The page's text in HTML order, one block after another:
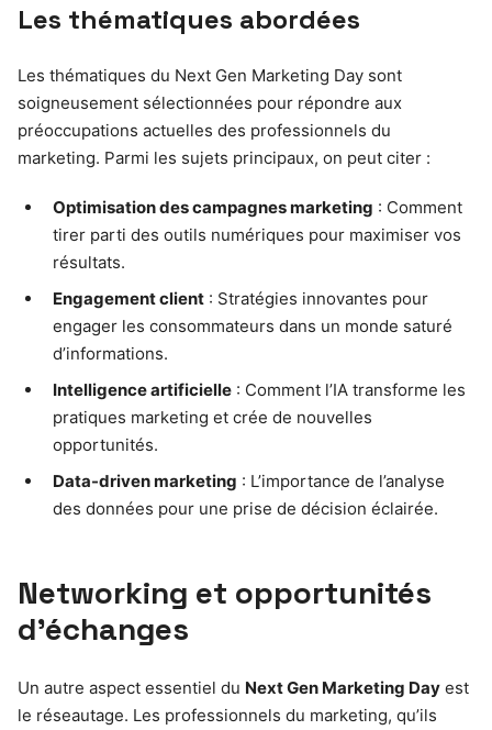
Les thématiques abordées
Les thématiques du Next Gen Marketing Day sont
soigneusement sélectionnées pour répondre aux
préoccupations actuelles des professionnels du
marketing. Parmi les sujets principaux, on peut citer :
Optimisation des campagnes marketing : Comment
tirer parti des outils numériques pour maximiser vos
résultats.
Engagement client : Stratégies innovantes pour
engager les consommateurs dans un monde saturé
d’informations.
Intelligence artificielle : Comment l’IA transforme les
pratiques marketing et crée de nouvelles
opportunités.
Data-driven marketing : L’importance de l’analyse
des données pour une prise de décision éclairée.
Networking et opportunités
d’échanges
Un autre aspect essentiel du Next Gen Marketing Day est
le réseautage. Les professionnels du marketing, qu’ils